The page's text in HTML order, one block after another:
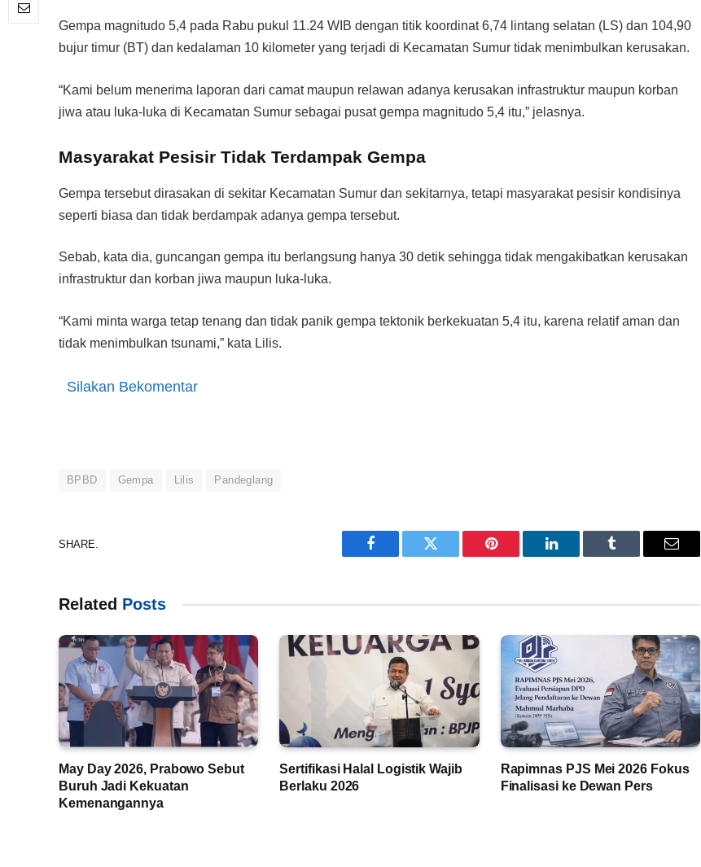
Gempa magnitudo 5,4 pada Rabu pukul 11.24 WIB dengan titik koordinat 6,74 lintang selatan (LS) dan 104,90
bujur timur (BT) dan kedalaman 10 kilometer yang terjadi di Kecamatan Sumur tidak menimbulkan kerusakan.
“Kami belum menerima laporan dari camat maupun relawan adanya kerusakan infrastruktur maupun korban
jiwa atau luka-luka di Kecamatan Sumur sebagai pusat gempa magnitudo 5,4 itu,” jelasnya.
Masyarakat Pesisir Tidak Terdampak Gempa
Gempa tersebut dirasakan di sekitar Kecamatan Sumur dan sekitarnya, tetapi masyarakat pesisir kondisinya
seperti biasa dan tidak berdampak adanya gempa tersebut.
Sebab, kata dia, guncangan gempa itu berlangsung hanya 30 detik sehingga tidak mengakibatkan kerusakan
infrastruktur dan korban jiwa maupun luka-luka.
“Kami minta warga tetap tenang dan tidak panik gempa tektonik berkekuatan 5,4 itu, karena relatif aman dan
tidak menimbulkan tsunami,” kata Lilis.
Silakan Bekomentar
BPBD Gempa Lilis Pandeglang
SHARE.
Facebook Twitter Pinterest LinkedIn Tumblr Email
Related Posts
May Day 2026, Prabowo Sebut
Buruh Jadi Kekuatan
Kemenangannya
Sertifikasi Halal Logistik Wajib
Berlaku 2026
Rapimnas PJS Mei 2026 Fokus
Finalisasi ke Dewan Pers